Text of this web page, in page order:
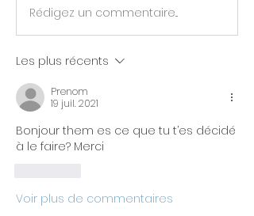
Rédigez un commentaire...
Les plus récents
Prenom
19 juil. 2021
Bonjour them es ce que tu t’es décidé
à le faire? Merci
Voir plus de commentaires